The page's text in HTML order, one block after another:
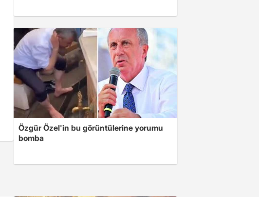
Özgür Özel'in bu görüntülerine yorumu
bomba